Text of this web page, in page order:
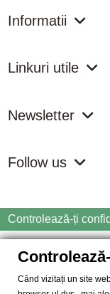
Informatii
Linkuri utile
Newsletter
Follow us
Controlează-ți
Copyright
2026
Când vizitați un site